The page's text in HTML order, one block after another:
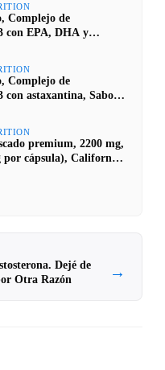
Complejo de
con EPA, DHA y
a fresa y limón, 500
Complejo de
con astaxantina, Sabor
mg, 120 cápsulas
premium, 2200 mg,
por cápsula), California
Dejé de
Otra Razón
→